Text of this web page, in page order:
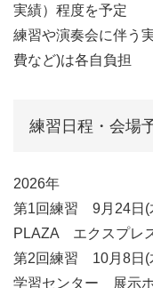
実績）程度を予定
練習や演奏会に伴う
費など)は各自負担
練習日程・会場
2026年
第1回練習 9月24日
PLAZA エクスプレ
第2回練習 10月8日
学習センター 展示